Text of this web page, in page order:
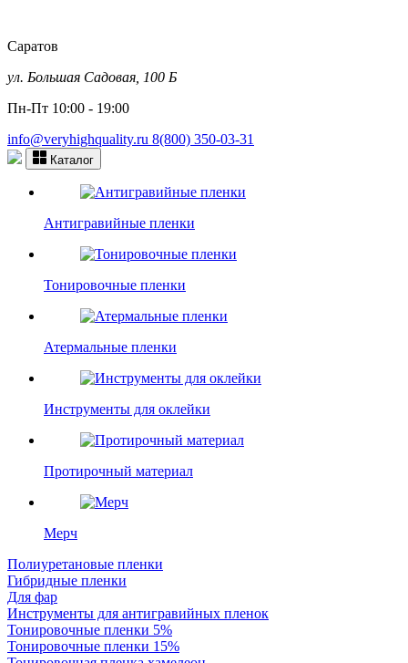
Саратов
ул. Большая Садовая, 100 Б
Пн-Пт 10:00 - 19:00
info@veryhighquality.ru 8(800) 350-03-31
Каталог
Антигравийные пленки
Тонировочные пленки
Атермальные пленки
Инструменты для оклейки
Протирочный материал
Мерч
Полиуретановые пленки
Гибридные пленки
Для фар
Инструменты для антигравийных пленок
Тонировочные пленки 5%
Тонировочные пленки 15%